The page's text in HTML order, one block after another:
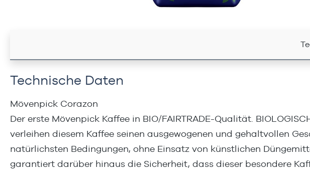
Technische Daten
Mövenpick Corazon
Der erste Mövenpick Kaffee in BIO/FAIRTRADE-Qualität.
verleihen diesem Kaffee seinen ausgewogenen und gehaltvollen
natürlichsten Bedingungen, ohne Einsatz von künstlichen
garantiert darüber hinaus die Sicherheit, dass dieser besondere